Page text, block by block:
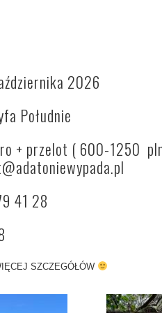
2026
Południe
+ przelot ( 600-1250
41 28
SZCZEGÓŁÓW